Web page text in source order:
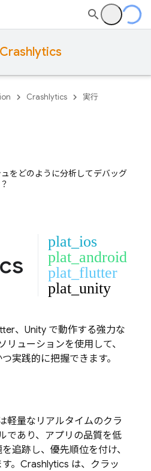
Crashlytics
Crashlytics 実行
をどのように分析してデバッグ
plat_ios
plat_android
plat_flutter
plat_unity
、Unity で動作する強力な
リューションを使用して、
実践的に把握できます。
軽量なリアルタイムのクラ
であり、アプリの品質を低
追跡し、優先順位を付け、
。 Crashlytics は、クラッ